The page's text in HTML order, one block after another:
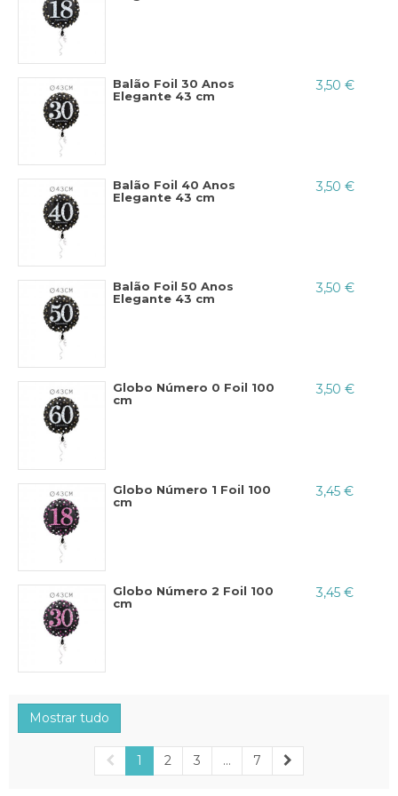
bebé ou qualquer celebração
Balão Foil 30 Anos
Elegante 43 cm
3,50 €
Balão Foil 40 Anos
Elegante 43 cm
3,50 €
Balão Foil 50 Anos
Elegante 43 cm
3,50 €
Globo Número 0 Foil 100
cm
3,50 €
Globo Número 1 Foil 100
cm
3,45 €
Globo Número 2 Foil 100
cm
3,45 €
Mostrar tudo
1 2 3 ... 7